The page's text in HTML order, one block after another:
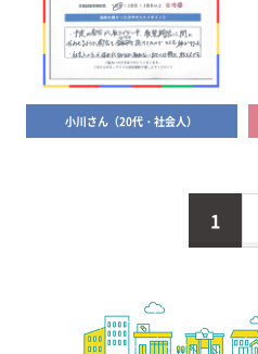
小川さん（20代・社会人）
1